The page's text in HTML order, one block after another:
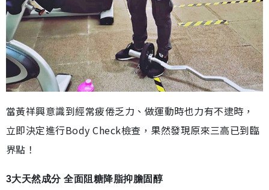
當黃祥興意識到經常疲倦乏力、做運動時也力有不逮時，
立即決定進行Body Check檢查，果然發現原來三高已到臨
界點！
3大天然成分 全面阻糖降脂抑膽固醇